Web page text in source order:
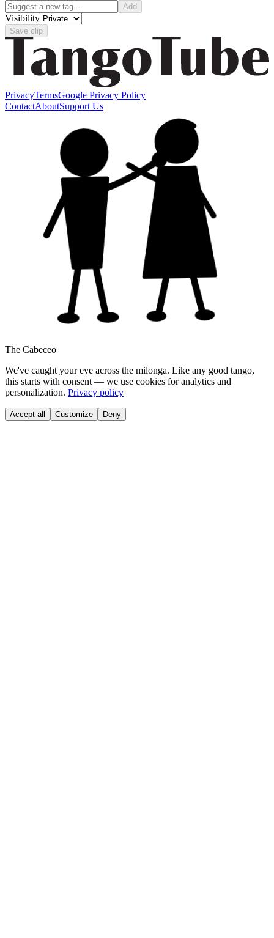
Add
Visibility
Save clip
PrivacyTermsGoogle Privacy Policy
ContactAboutSupport Us
The Cabeceo
We've caught your eye across the milonga. Like any good tango,
this starts with consent — we use cookies for analytics and
personalization. Privacy policy
Accept all Customize Deny